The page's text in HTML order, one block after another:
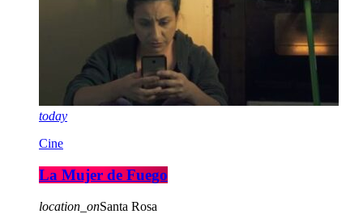
today
Cine
La Mujer de Fuego
location_onSanta Rosa